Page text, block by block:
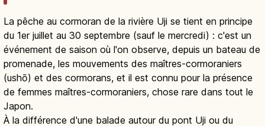
La pêche au cormoran de la rivière Uji se tient en principe
du 1er juillet au 30 septembre (sauf le mercredi) : c'est un
événement de saison où l'on observe, depuis un bateau de
promenade, les mouvements des maîtres-cormoraniers
(ushō) et des cormorans, et il est connu pour la présence
de femmes maîtres-cormoraniers, chose rare dans tout le
Japon.
À la différence d'une balade autour du pont Uji ou du